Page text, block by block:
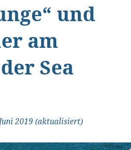
und
am
Sea
2019 (aktualisiert)
"Transparent und ehrlich"